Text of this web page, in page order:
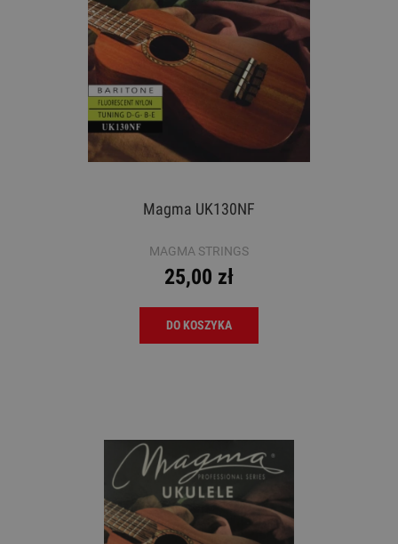
Magma UK130NF
MAGMA STRINGS
25,00 zł
DO KOSZYKA